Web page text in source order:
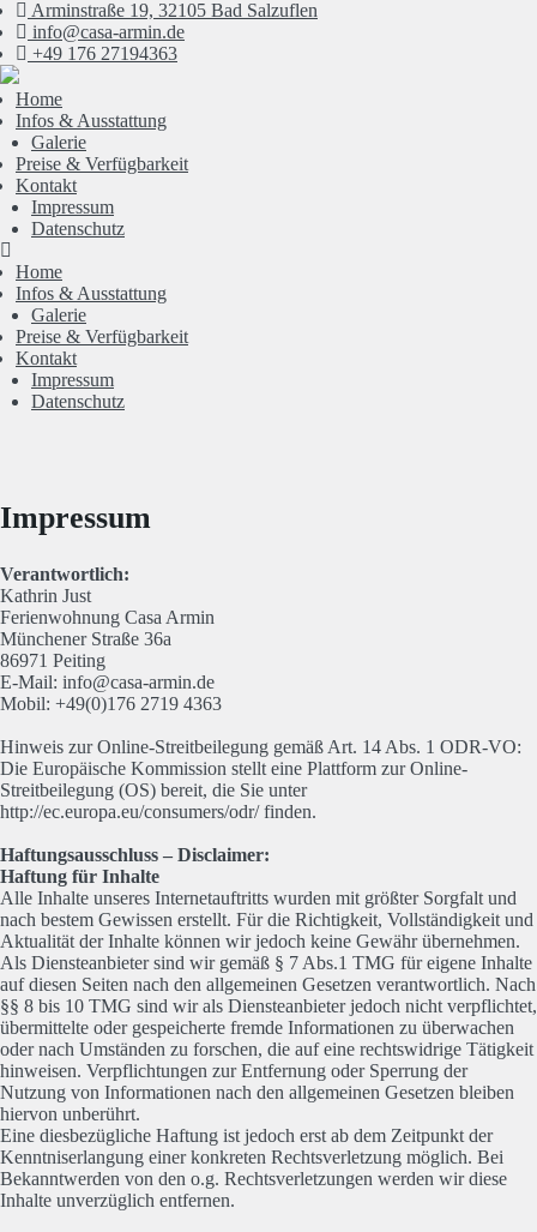
Arminstraße 19, 32105 Bad Salzuflen
info@casa-armin.de
+49 176 27194363
Home
Infos & Ausstattung
Galerie
Preise & Verfügbarkeit
Kontakt
Impressum
Datenschutz
Home
Infos & Ausstattung
Galerie
Preise & Verfügbarkeit
Kontakt
Impressum
Datenschutz
Impressum
Verantwortlich:
Kathrin Just
Ferienwohnung Casa Armin
Münchener Straße 36a
86971 Peiting
E-Mail: info@casa-armin.de
Mobil: +49(0)176 2719 4363
Hinweis zur Online-Streitbeilegung gemäß Art. 14 Abs. 1 ODR-VO:
Die Europäische Kommission stellt eine Plattform zur Online-
Streitbeilegung (OS) bereit, die Sie unter
http://ec.europa.eu/consumers/odr/ finden.
Haftungsausschluss – Disclaimer:
Haftung für Inhalte
Alle Inhalte unseres Internetauftritts wurden mit größter Sorgfalt und
nach bestem Gewissen erstellt. Für die Richtigkeit, Vollständigkeit und
Aktualität der Inhalte können wir jedoch keine Gewähr übernehmen.
Als Diensteanbieter sind wir gemäß § 7 Abs.1 TMG für eigene Inhalte
auf diesen Seiten nach den allgemeinen Gesetzen verantwortlich. Nach
§§ 8 bis 10 TMG sind wir als Diensteanbieter jedoch nicht verpflichtet,
übermittelte oder gespeicherte fremde Informationen zu überwachen
oder nach Umständen zu forschen, die auf eine rechtswidrige Tätigkeit
hinweisen. Verpflichtungen zur Entfernung oder Sperrung der
Nutzung von Informationen nach den allgemeinen Gesetzen bleiben
hiervon unberührt.
Eine diesbezügliche Haftung ist jedoch erst ab dem Zeitpunkt der
Kenntniserlangung einer konkreten Rechtsverletzung möglich. Bei
Bekanntwerden von den o.g. Rechtsverletzungen werden wir diese
Inhalte unverzüglich entfernen.